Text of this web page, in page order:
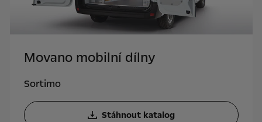
Movano mobilní dílny
Sortimo
Stáhnout katalog